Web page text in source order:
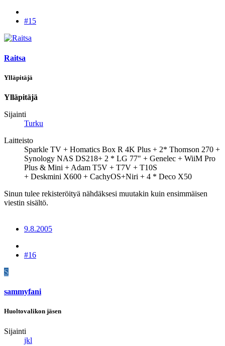
#15
Raitsa
Ylläpitäjä
Ylläpitäjä
Sijainti
Turku
Laitteisto
Sparkle TV + Homatics Box R 4K Plus + 2* Thomson 270 +
Synology NAS DS218+ 2 * LG 77" + Genelec + WiiM Pro
Plus & Mini + Adam T5V + T7V + T10S
+ Deskmini X600 + CachyOS+Niri + 4 * Deco X50
Sinun tulee rekisteröityä nähdäksesi muutakin kuin ensimmäisen
viestin sisältö.
9.8.2005
#16
S
sammyfani
Huoltovalikon jäsen
Sijainti
jkl